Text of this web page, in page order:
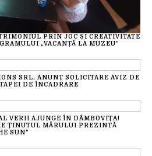
PRIN JOC ȘI CREATIVITATE
„VACANȚĂ LA MUZEU”
SRL, ANUNȚ SOLICITARE AVIZ DE
DE ÎNCADRARE
VERII AJUNGE ÎN DÂMBOVIȚA!
ȚINUTUL MĂRULUI PREZINTĂ
SUN”